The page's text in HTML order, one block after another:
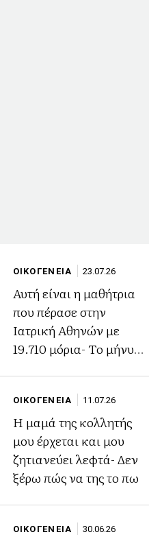
ΟΙΚΟΓΕΝΕΙΑ 23.07.26
Αυτή είναι η μαθήτρια
που πέρασε στην
Ιατρική Αθηνών με
19.710 μόρια- Το μήνυμα
ΟΙΚΟΓΕΝΕΙΑ 11.07.26
Η μαμά της κολλητής
μου έρχεται και μου
ζητιανεύει λεφτά- Δεν
ξέρω πώς να της το πω
ΟΙΚΟΓΕΝΕΙΑ 30.06.26